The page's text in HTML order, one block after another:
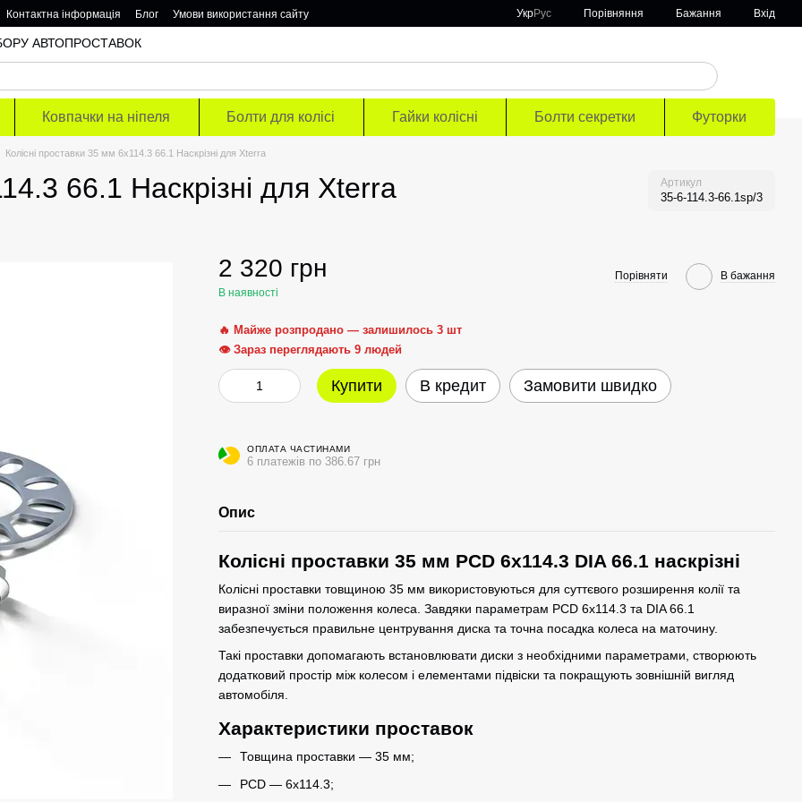
Контактна інформація Блог Умови використання сайту УкрРус Порівняння Бажання Вхід
АВТОПРОСТАВОК
Ковпачки на ніпеля Болти для колісі Гайки колісні Болти секретки Футорки
Колісні проставки 35 мм 6х114.3 66.1 Наскрізні для Xterra
66.1 Наскрізні для Xterra Артикул
35-6-114.3-66.1sp/3
2 320 грн
В наявності
Порівняти В бажання
🔥 Майже розпродано — залишилось 3 шт
👁 Зараз переглядають 9 людей
Купити В кредит Замовити швидко
ОПЛАТА ЧАСТИНАМИ
6 платежів по 386.67 грн
Опис
Колісні проставки 35 мм PCD 6x114.3 DIA 66.1 наскрізні
Колісні проставки товщиною 35 мм використовуються для суттєвого розширення колії та
виразної зміни положення колеса. Завдяки параметрам PCD 6x114.3 та DIA 66.1
забезпечується правильне центрування диска та точна посадка колеса на маточину.
Такі проставки допомагають встановлювати диски з необхідними параметрами, створюють
додатковий простір між колесом і елементами підвіски та покращують зовнішній вигляд
автомобіля.
Характеристики проставок
Товщина проставки — 35 мм;
PCD — 6x114.3;